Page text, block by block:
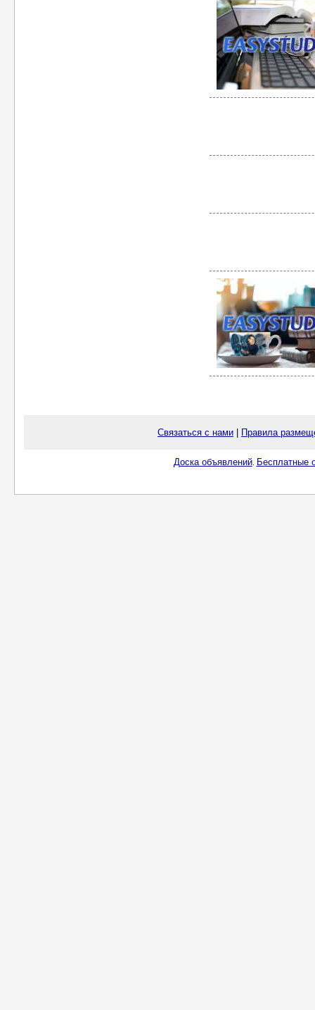
Связаться с нами Правила
Доска объявлений. Бесплатные